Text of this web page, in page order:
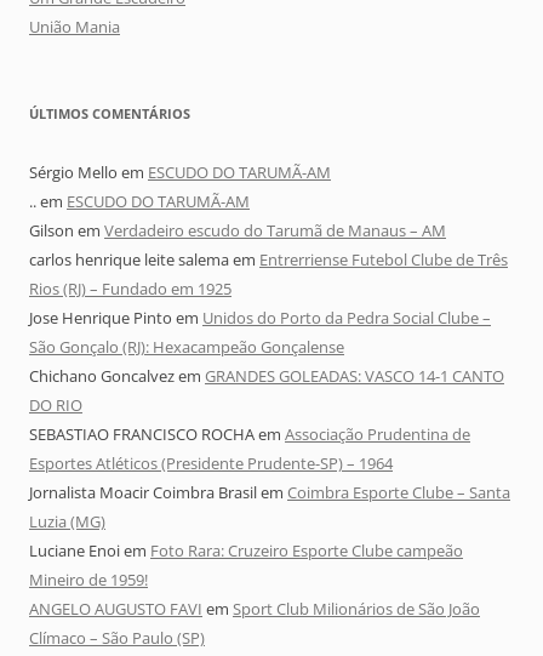
União Mania
ÚLTIMOS COMENTÁRIOS
Sérgio Mello em ESCUDO DO TARUMÃ-AM
..em ESCUDO DO TARUMÃ-AM
Gilson em Verdadeiro escudo do Tarumã de Manaus – AM
carlos henrique leite salemaem Entrerriense Futebol Clube de Três
Rios (RJ) – Fundado em 1925
Jose Henrique Pinto em Unidos do Porto da Pedra Social Clube –
São Gonçalo (RJ): Hexacampeão Gonçalense
Chichano Goncalvezem GRANDES GOLEADAS: VASCO 14-1 CANTO
DO RIO
SEBASTIAO FRANCISCO ROCHAem Associação Prudentina de
Esportes Atléticos (Presidente Prudente-SP) – 1964
Jornalista Moacir Coimbra Brasilem Coimbra Esporte Clube – Santa
Luzia (MG)
Luciane Enoiem Foto Rara: Cruzeiro Esporte Clube campeão
Mineiro de 1959!
ANGELO AUGUSTO FAVI em Sport Club Milionários de São João
Clímaco – São Paulo (SP)